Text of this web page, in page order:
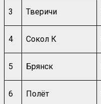
3 Тверичи
4 Сокол К
5 Брянск
6 Полёт